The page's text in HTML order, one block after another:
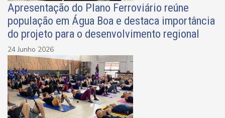
Apresentação do Plano Ferroviário reúne
população em Água Boa e destaca importância
do projeto para o desenvolvimento regional
24 Junho 2026